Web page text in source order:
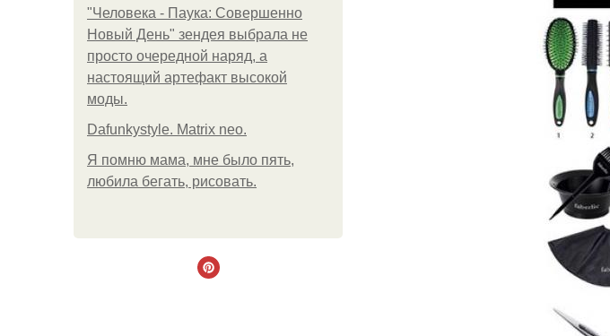
"Человека - Паука: Совершенно
Новый День" зендея выбрала не
просто очередной наряд, а
настоящий артефакт высокой
моды.
Dafunkystyle. Matrix neo.
Я помню мама, мне было пять,
любила бегать, рисовать.